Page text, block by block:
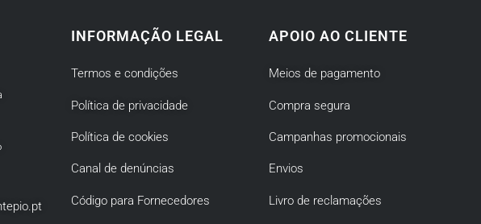
INFORMAÇÃO LEGAL
Termos e condições
Política de privacidade
Política de cookies
Canal de denúncias
Código para Fornecedores
APOIO AO CLIENTE
Meios de pagamento
Compra segura
Campanhas promocionais
Envios
Livro de reclamações